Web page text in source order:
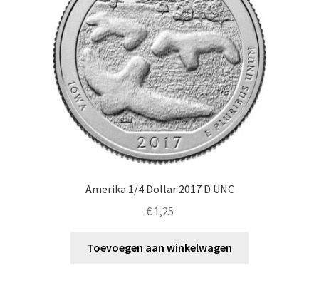
Amerika 1/4 Dollar 2017 D UNC
€1,25
Toevoegen aan winkelwagen